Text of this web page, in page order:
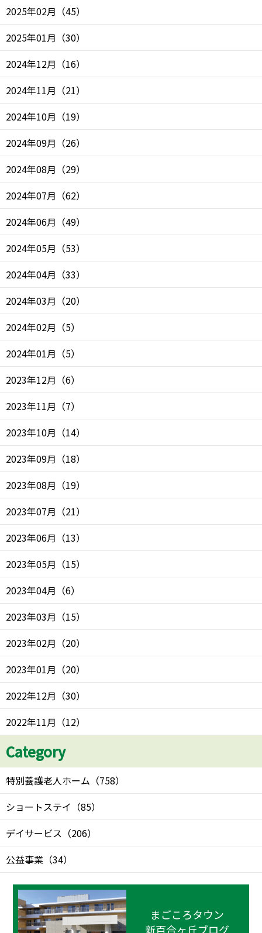
2025年02月 （45）
2025年01月 （30）
2024年12月 （16）
2024年11月 （21）
2024年10月 （19）
2024年09月 （26）
2024年08月 （29）
2024年07月 （62）
2024年06月 （49）
2024年05月 （53）
2024年04月 （33）
2024年03月 （20）
2024年02月 （5）
2024年01月 （5）
2023年12月 （6）
2023年11月 （7）
2023年10月 （14）
2023年09月 （18）
2023年08月 （19）
2023年07月 （21）
2023年06月 （13）
2023年05月 （15）
2023年04月 （6）
2023年03月 （15）
2023年02月 （20）
2023年01月 （20）
2022年12月 （30）
2022年11月 （12）
Category
特別養護老人ホーム （758）
ショートステイ （85）
デイサービス （206）
公益事業 （34）
まごころタウン
新百合ヶ丘ブログ